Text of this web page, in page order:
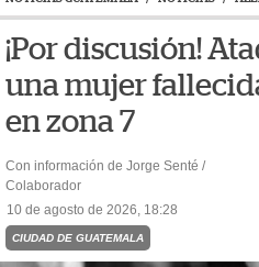
¡Por discusión!
una mujer
en zona 7
Con información de Jorge Senté /
Colaborador
10 de agosto de 2026, 18:28
CIUDAD DE GUATEMALA